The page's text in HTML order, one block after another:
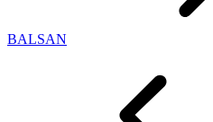
BALSAN